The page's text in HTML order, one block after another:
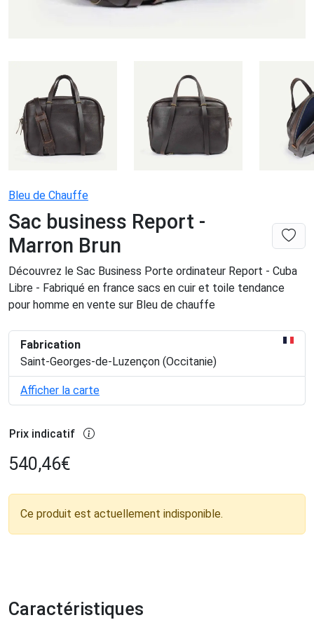
Bleu de Chauffe
Sac business Report -
Marron Brun
Découvrez le Sac Business Porte ordinateur Report - Cuba
Libre - Fabriqué en france sacs en cuir et toile tendance
pour homme en vente sur Bleu de chauffe
Fabrication
Saint-Georges-de-Luzençon (Occitanie)
Afficher la carte
Prix indicatif
540,46€
Ce produit est actuellement indisponible.
Caractéristiques